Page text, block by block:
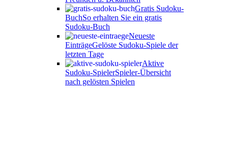
Gratis Sudoku-
BuchSo erhalten Sie ein gratis
Sudoku-Buch
Neueste
EinträgeGelöste Sudoku-Spiele der
letzten Tage
Aktive
Sudoku-SpielerSpieler-Übersicht
nach gelösten Spielen